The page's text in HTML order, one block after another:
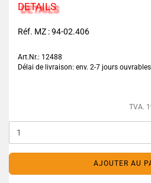
DETAILS
Réf. MZ : 94-02.406
Art.Nr.: 12488
Délai de livraison: env. 2-7 jours
TVA.
AJOUTER AU